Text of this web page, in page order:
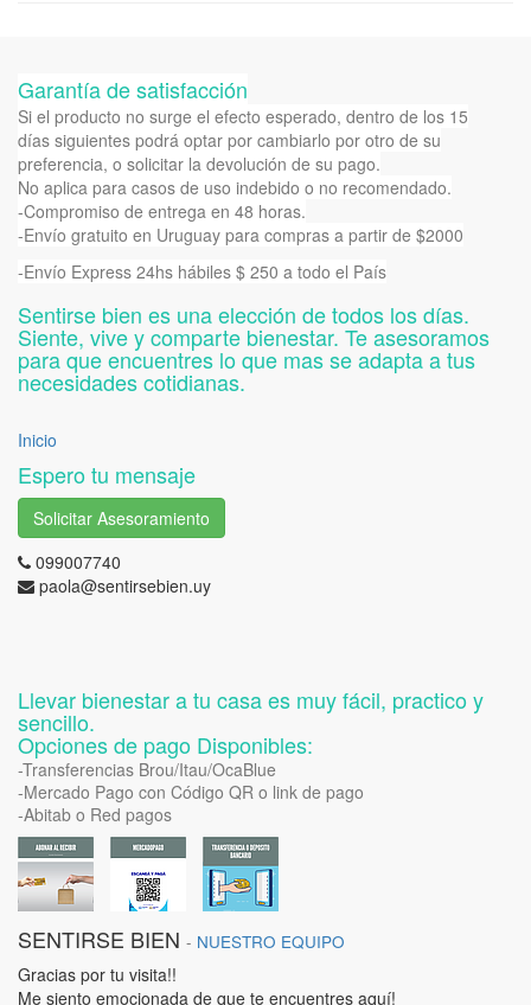
Garantía de satisfacción
Si el producto no surge el efecto esperado, dentro de los 15
días siguientes podrá optar por cambiarlo por otro de su
preferencia, o solicitar la devolución de su pago.
No aplica para casos de uso indebido o no recomendado.
-Compromiso de entrega en 48 horas.
-Envío gratuito en Uruguay para compras a partir de $2000
-Envío Express 24hs hábiles $ 250 a todo el País
Sentirse bien es una elección de todos los días.
Siente, vive y comparte bienestar. Te asesoramos
para que encuentres lo que mas se adapta a tus
necesidades cotidianas.
Inicio
Espero tu mensaje
Solicitar Asesoramiento
099007740
paola@sentirsebien.uy
Llevar bienestar a tu casa es muy fácil, practico y
sencillo.
Opciones de pago Disponibles:
-Transferencias Brou/Itau/OcaBlue
-Mercado Pago con Código QR o link de pago
-Abitab o Red pagos
SENTIRSE BIEN - NUESTRO EQUIPO
Gracias por tu visita!!
Me siento emocionada de que te encuentres aquí!